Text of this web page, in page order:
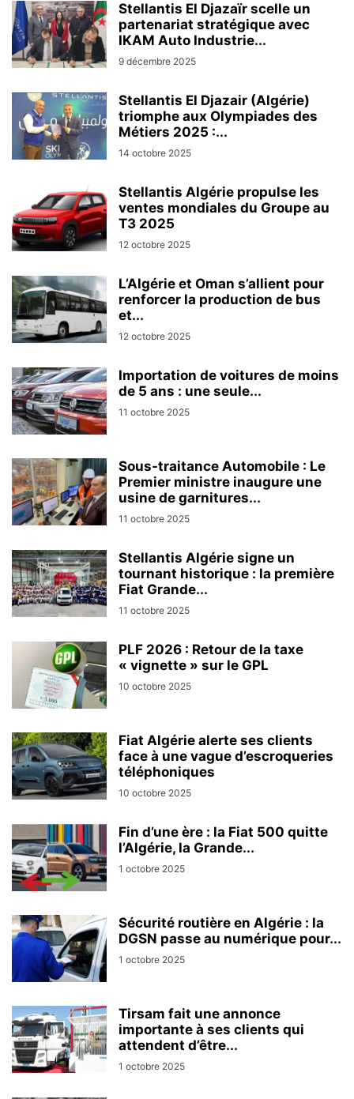
Stellantis El Djazaïr scelle un
partenariat stratégique avec
IKAM Auto Industrie...
9 décembre 2025
Stellantis El Djazair (Algérie)
triomphe aux Olympiades des
Métiers 2025 :...
14 octobre 2025
Stellantis Algérie propulse les
ventes mondiales du Groupe au
T3 2025
12 octobre 2025
L’Algérie et Oman s’allient pour
renforcer la production de bus
et...
12 octobre 2025
Importation de voitures de moins
de 5 ans : une seule...
11 octobre 2025
Sous-traitance Automobile : Le
Premier ministre inaugure une
usine de garnitures...
11 octobre 2025
Stellantis Algérie signe un
tournant historique : la première
Fiat Grande...
11 octobre 2025
PLF 2026 : Retour de la taxe
« vignette » sur le GPL
10 octobre 2025
Fiat Algérie alerte ses clients
face à une vague d’escroqueries
téléphoniques
10 octobre 2025
Fin d’une ère : la Fiat 500 quitte
l’Algérie, la Grande...
1 octobre 2025
Sécurité routière en Algérie : la
DGSN passe au numérique pour...
1 octobre 2025
Tirsam fait une annonce
importante à ses clients qui
attendent d’être...
1 octobre 2025